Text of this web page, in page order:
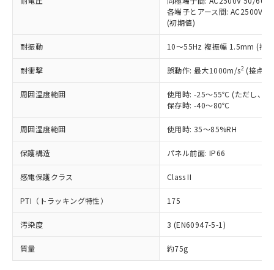
各端子とアース間: AC2500V
(初期値)
耐振動 10～55Hz 複振幅 1.5mm (接
耐衝撃 誤動作: 最大1000m/s2 (接点
周囲温度範囲
使用時: -25～55℃ (ただし、氷
保存時: -40～80℃
周囲湿度範囲 使用時: 35～85%RH
保護構造 パネル前面: IP66
感電保護クラス Class II
PTI（トラッキング特性） 175
汚染度 3 (EN60947-5-1)
質量 約75g
在庫状況および標準価格照会結果は、
記載している更新日時点での社内デー
タに基づき作成されるものであり、閲
覧された時点での実際の在庫および標
準価格とは異なる場合があることをご
正式な納期状況および標準価格はお客
様のお取引先、またはお客様担当のオ
ムロン制御機器販売店・当社販売員に
オムロン制御機器販売店や当社販売拠
販売ネットワーク
」をご確認
在庫状況および標準価格結果を当社の
事前の承諾なく第三者に漏洩または開
示しないようお願いします。
マイパーツ機能（部品リスト作成サー
ビス）をご利用いただくには、I-Web
メンバーズにご登録されている必要が
むを得ず変更することがあります。
六価クロム(Cr(Ⅵ)) 1000ppm以下、ポリ臭化ビフェニル
類(PBB) 1000ppm以下、ポリ臭化ジフェニルエーテル類
(PBDE) 1000ppm以下、フタル酸ビス(2-エチルヘキシ
ル) (DEHP)(別名：DOP) 1000ppm以下、フタル酸ブチ
ルベンジル（BBP） 1000ppm以下、フタル酸ジブチル
（DBP） 1000ppm以下、フタル酸ジイソブチル
適用除外項目は除く。
フタル酸エステル類の４物質については閾値を超える意
図的な使用がないことを確認しています。
部品在庫の切り替え状況などにより、予定
月が前後することがあります。
「－」：未確認です。当社販売部門へお問
*中国RoHS10物質の基準値 (GB/T26572)：
Pb(鉛) :1000ppm、 Hg(水銀) : 1000ppm、 Cd(カドミウ
Cr(Ⅵ)(六価クロム) : 1000ppm、 PBBs(ポリ臭化ビフェ
DBP(フタル酸ジブチル) : 1000ppm、 DIBP(フタル酸ジ
イソブチル) : 1000ppm、 BBP(フタル酸ブチルベンジ
DEHP(フタル酸ビス(2-エチルヘキシル)) : 1000ppm
※2 環境保護使用期限
「ｅ」：有害物質（10物質）のすべてが基
準値以下であることを示します。
「10」：通常の使用状況下において有害物
質が外部に漏えいし、環境に深刻な影響を
及ぼさない年数を意味します。
「－」：未確認です。当社販売部門へお問
い合わせください。
為替および外国貿易法に定める商品
（以下｢規制貨物等」という）を輸出
または国外への提供する場合は、日本
国政府の輸出許可(または役務取引許
可)を取得するなどの必要な手続きを
当社は規制貨物を破棄する場合は、完
全に破砕するなど、違法に輸出されな
いよう必要な手段を講じます。
当社は貴社製品を、核兵器、ミサイ
ル、化学兵器、生物兵器またはその他
武器並びにこれらの製造装置等に一切
当社は、貴社製品を第三者に販売する
場合は、上記1、2および3の内容を当
該第三者に通知します。また当社は、
販売先および販売に係わる関係者が違
法に輸出するおそれがある場合は、取
り引きをいたしません。
一定数以上の在庫あり
一定数には満たないが在庫あり
在庫なし(最新の在庫状況につ
いては、お客様のお取引先、ま
たはお客様担当のオムロン制御
機器販売店・当社販売員にご確
受注生産機種、また在庫状況の
情報を公開していない機種